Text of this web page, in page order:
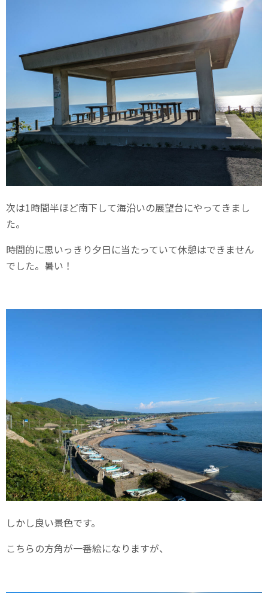
次は1時間半ほど南下して海沿いの展望台にやってきまし
た。
時間的に思いっきり夕日に当たっていて休憩はできません
でした。暑い！
しかし良い景色です。
こちらの方角が一番絵になりますが、